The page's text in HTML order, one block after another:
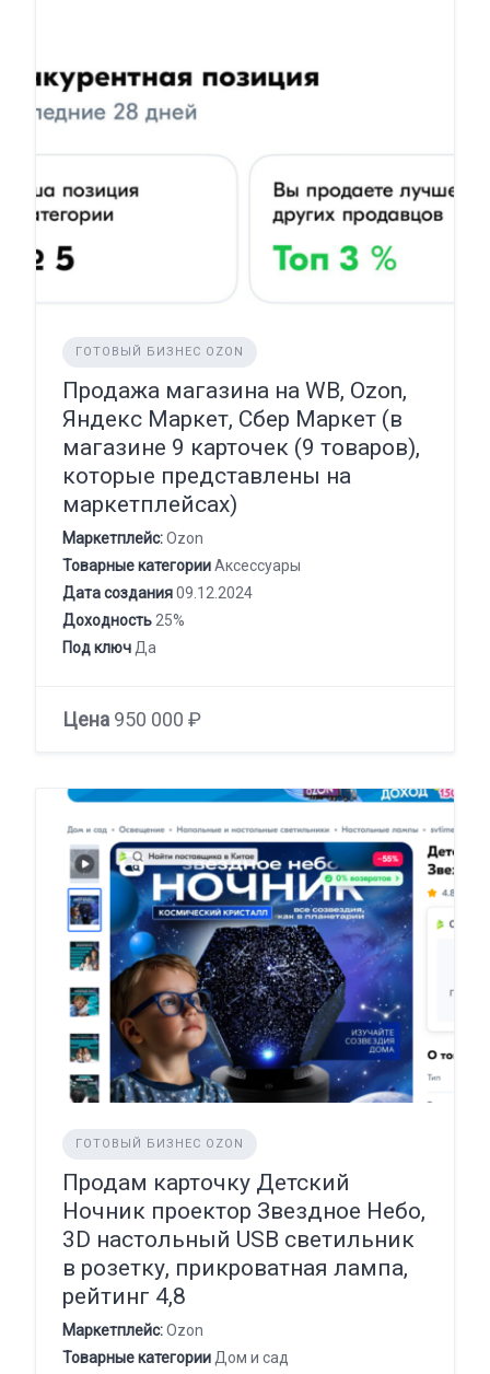
ГОТОВЫЙ БИЗНЕС OZON
Продажа магазина на WB, Ozon,
Яндекс Маркет, Сбер Маркет (в
магазине 9 карточек (9 товаров),
которые представлены на
маркетплейсах)
Маркетплейс:Ozon
Товарные категорииАксессуары
Дата создания09.12.2024
Доходность 25%
Под ключ Да
Цена 950 000 ₽
ГОТОВЫЙ БИЗНЕС OZON
Продам карточку Детский
Ночник проектор Звездное Небо,
3D настольный USB светильник
в розетку, прикроватная лампа,
рейтинг 4,8
Маркетплейс:Ozon
Товарные категории Дом и сад